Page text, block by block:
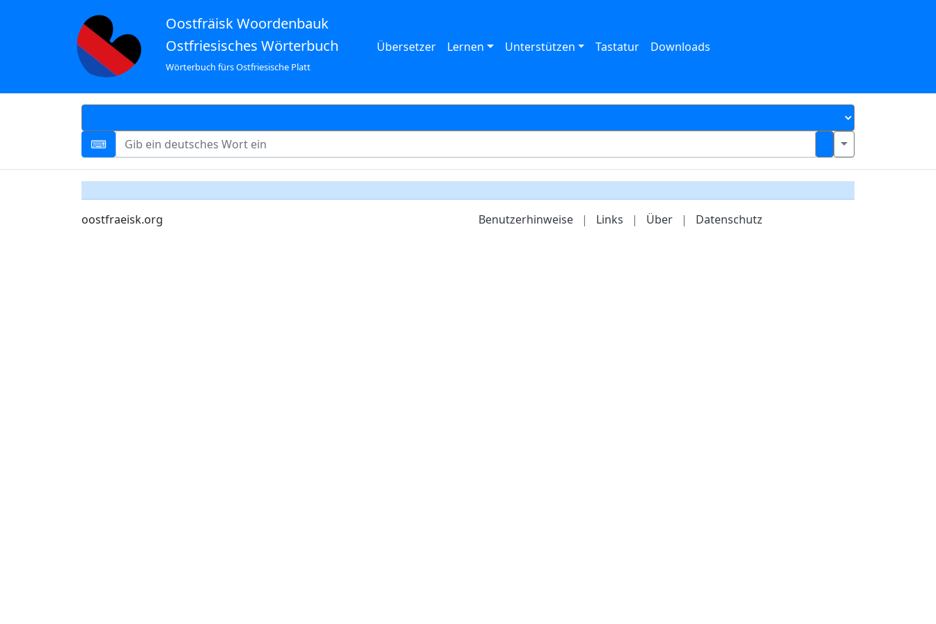
Oostfräisk Woordenbauk
Ostfriesisches Wörterbuch
Wörterbuch fürs Ostfriesische Platt
Übersetzer Lernen Unterstützen Tastatur Downloads
oostfraeisk.org Benutzerhinweise | Links | Über | Datenschutz